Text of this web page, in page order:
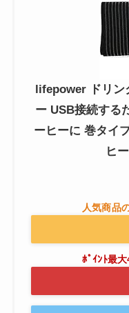
lifepower ドリン
ー USB接続する
ーヒーに 巻タイ
ヒ